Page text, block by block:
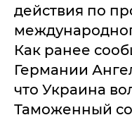
действия по
Как ранее
Германии
что Украина
Таможенный